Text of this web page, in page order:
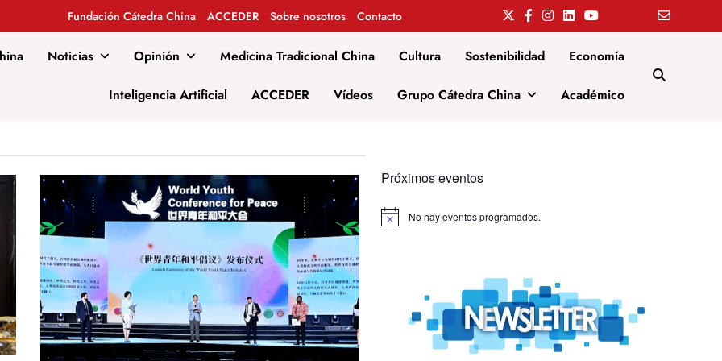
Fundación Cátedra China ACCEDER Sobre nosotros Contacto
Noticias Opinión Medicina Tradicional China Cultura Sostenibilidad Economía
Inteligencia Artificial ACCEDER Vídeos Grupo Cátedra China Académico
Próximos eventos
Aviso No hay eventos programados.